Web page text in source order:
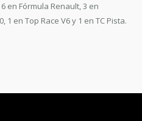
en Fórmula Renault, 3 en
1 en Top Race V6 y 1 en TC Pista.